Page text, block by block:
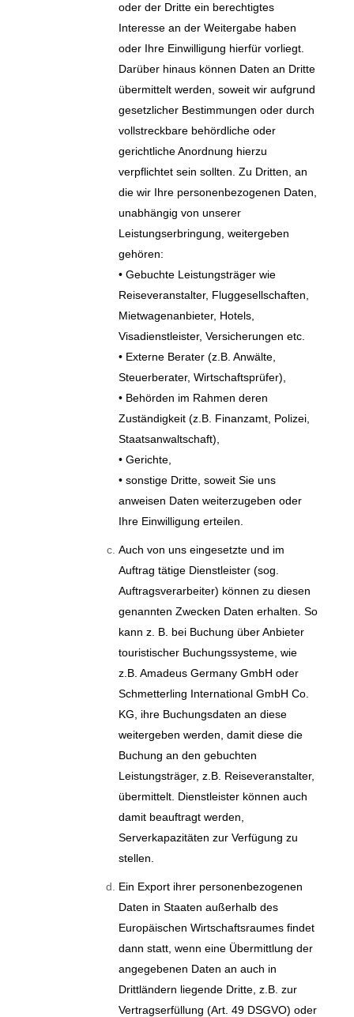
oder der Dritte ein berechtigtes
Interesse an der Weitergabe haben
oder Ihre Einwilligung hierfür vorliegt.
Darüber hinaus können Daten an Dritte
übermittelt werden, soweit wir aufgrund
gesetzlicher Bestimmungen oder durch
vollstreckbare behördliche oder
gerichtliche Anordnung hierzu
verpflichtet sein sollten. Zu Dritten, an
die wir Ihre personenbezogenen Daten,
unabhängig von unserer
Leistungserbringung, weitergeben
gehören:
• Gebuchte Leistungsträger wie
Reiseveranstalter, Fluggesellschaften,
Mietwagenanbieter, Hotels,
Visadienstleister, Versicherungen etc.
• Externe Berater (z.B. Anwälte,
Steuerberater, Wirtschaftsprüfer),
• Behörden im Rahmen deren
Zuständigkeit (z.B. Finanzamt, Polizei,
Staatsanwaltschaft),
• Gerichte,
• sonstige Dritte, soweit Sie uns
anweisen Daten weiterzugeben oder
Ihre Einwilligung erteilen.
Auch von uns eingesetzte und im
Auftrag tätige Dienstleister (sog.
Auftragsverarbeiter) können zu diesen
genannten Zwecken Daten erhalten. So
kann z. B. bei Buchung über Anbieter
touristischer Buchungssysteme, wie
z.B. Amadeus Germany GmbH oder
Schmetterling International GmbH Co.
KG, ihre Buchungsdaten an diese
weitergeben werden, damit diese die
Buchung an den gebuchten
Leistungsträger, z.B. Reiseveranstalter,
übermittelt. Dienstleister können auch
damit beauftragt werden,
Serverkapazitäten zur Verfügung zu
stellen.
Ein Export ihrer personenbezogenen
Daten in Staaten außerhalb des
Europäischen Wirtschaftsraumes findet
dann statt, wenn eine Übermittlung der
angegebenen Daten an auch in
Drittländern liegende Dritte, z.B. zur
Vertragserfüllung (Art. 49 DSGVO) oder